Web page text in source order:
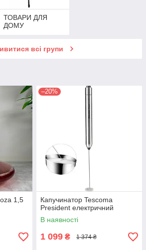
ТОВАРИ ДЛЯ
ДОМУ
всі групи
1,5
–20%
Капучинатор Tescoma
President електричний
В наявності
1 099 ₴ 1 374 ₴